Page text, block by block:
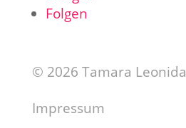
Folgen
© 2026 Tamara
Impressum